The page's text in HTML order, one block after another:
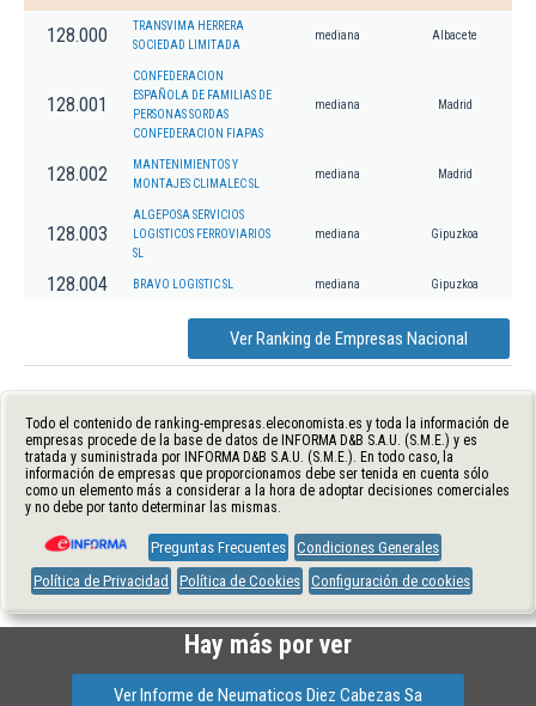
128.000
TRANSVIMA HERRERA
SOCIEDAD LIMITADA
mediana Albacete
128.001
CONFEDERACION
ESPAÑOLA DE FAMILIAS DE
PERSONAS SORDAS
CONFEDERACION FIAPAS
mediana Madrid
128.002
MANTENIMIENTOS Y
MONTAJES CLIMALEC SL
mediana Madrid
128.003
ALGEPOSA SERVICIOS
LOGISTICOS FERROVIARIOS
SL
mediana Gipuzkoa
128.004 BRAVO LOGISTIC SL mediana Gipuzkoa
Ver Ranking de Empresas Nacional
Todo el contenido de ranking-empresas.eleconomista.es y toda la información de
empresas procede de la base de datos de INFORMA D&B S.A.U. (S.M.E.) y es
tratada y suministrada por INFORMA D&B S.A.U. (S.M.E.). En todo caso, la
información de empresas que proporcionamos debe ser tenida en cuenta sólo
como un elemento más a considerar a la hora de adoptar decisiones comerciales
y no debe por tanto determinar las mismas.
Preguntas Frecuentes Condiciones Generales
Política de Privacidad
Política de Cookies Configuración de cookies
Hay más por ver
Ver Informe de Neumaticos Diez Cabezas Sa